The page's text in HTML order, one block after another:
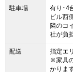
駐車場
有り･4
ビル西
隣のコ
社が負
配送
指定エ
※家具
かりま